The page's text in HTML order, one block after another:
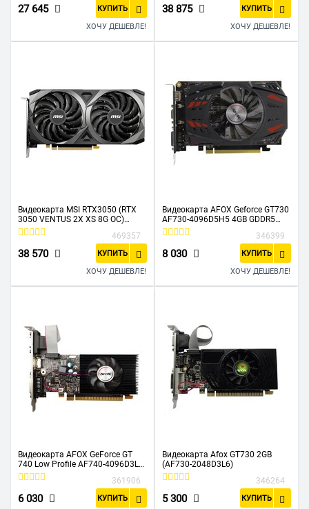
27 645 КУПИТЬ
ХОЧУ ДЕШЕВЛЕ!
38 875 КУПИТЬ
ХОЧУ ДЕШЕВЛЕ!
Видеокарта MSI RTX3050 (RTX
3050 VENTUS 2X XS 8G OC)
PCIE16 8GB GDDR6
469357
38 570 КУПИТЬ
ХОЧУ ДЕШЕВЛЕ!
Видеокарта AFOX Geforce GT730
AF730-4096D5H5 4GB GDDR5
128Bit DVI HDMI VGA ATX Single
346399
8 030 КУПИТЬ
ХОЧУ ДЕШЕВЛЕ!
Видеокарта AFOX GeForce GT
740 Low Profile AF740-4096D3L3
4GB 128Bit DVI HDMI VGA, Single
361906
6 030 КУПИТЬ
Видеокарта Afox GT730 2GB
(AF730-2048D3L6)
346264
5 300 КУПИТЬ